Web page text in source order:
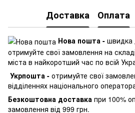
Доставка Оплата
Нова пошта - швидка
отримуйте свої замовлення на
міста в найкоротший час по всій
Укрпошта - отримуйте свої
відділеннях національного
Безкоштовна доставка при 100%
замовлення від 999 грн.